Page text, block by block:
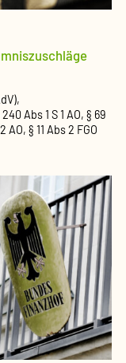
,
240 Abs 1 S 1 AO, § 69
AO, § 11 Abs 2 FGO